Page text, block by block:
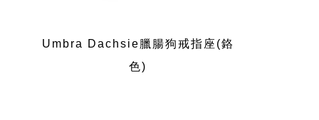
Umbra Dachsie臘腸狗戒指座(鉻
色)